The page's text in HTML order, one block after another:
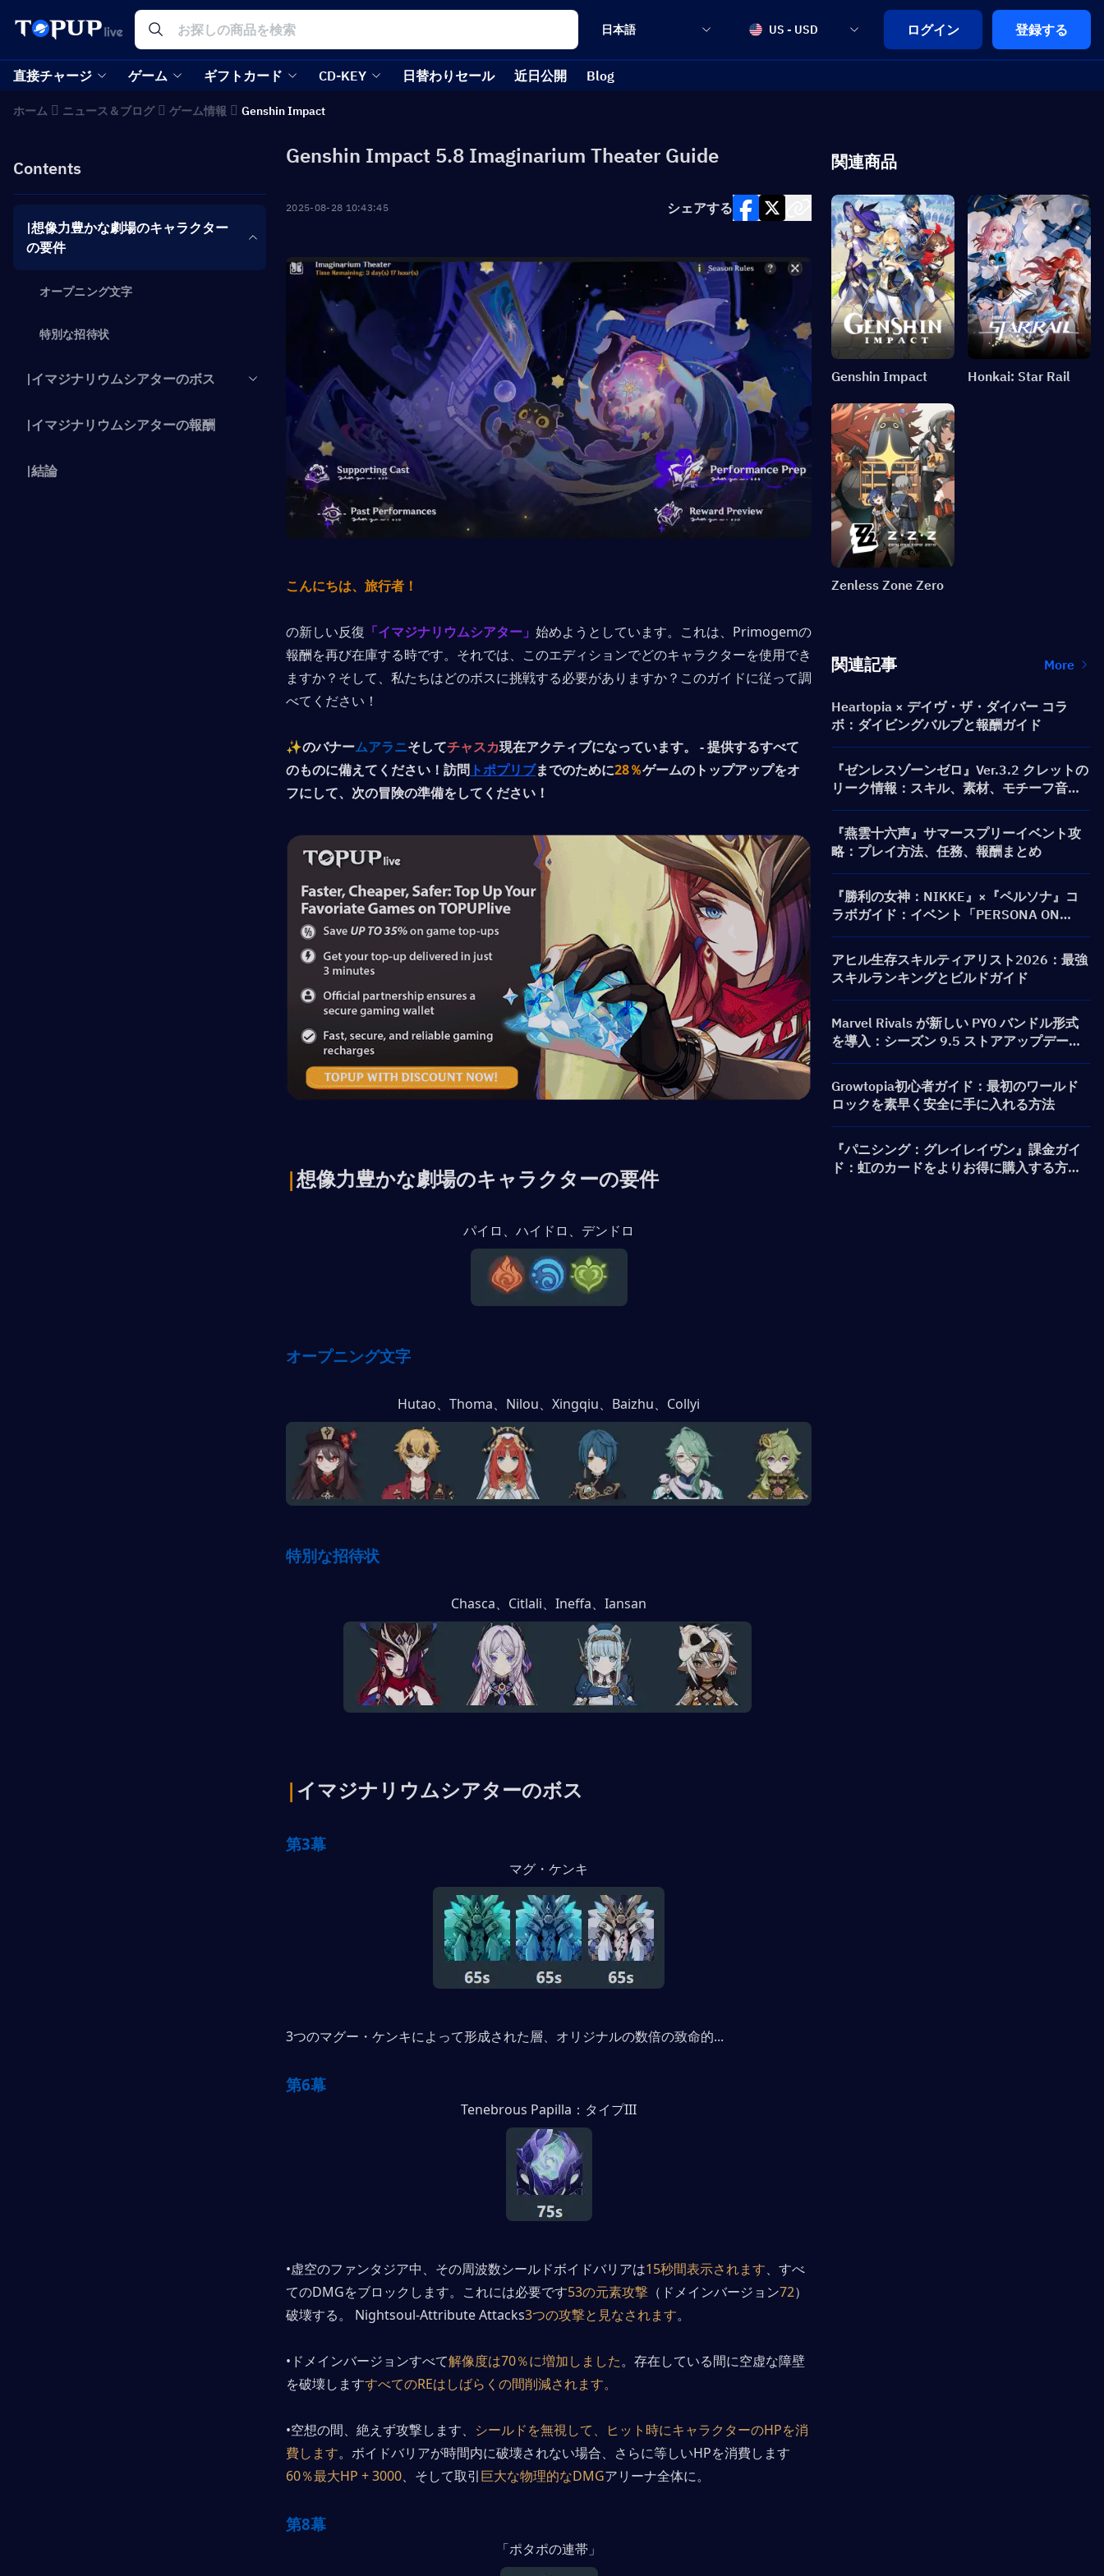
日本語 US - USD ログイン 登録する
直接チャージ ゲーム ギフトカード CD-KEY 日替わりセール 近日公開 Blog
ホーム ニュース＆ブログ ゲーム情報 Genshin Impact
Contents
|想像力豊かな劇場のキャラクター
の要件
オープニング文字
特別な招待状
|イマジナリウムシアターのボス
|イマジナリウムシアターの報酬
|結論
Genshin Impact 5.8 Imaginarium Theater Guide
2025-08-28 10:43:45 シェアする
こんにちは、旅行者！
の新しい反復 「イマジナリウムシアター」 始めようとしています。これは、Primogemの
報酬を再び在庫する時です。それでは、このエディションでどのキャラクターを使用でき
ますか？そして、私たちはどのボスに挑戦する必要がありますか？このガイドに従って調
べてください！
✨のバナームアラニそしてチャスカ現在アクティブになっています。 - 提供するすべて
のものに備えてください！訪問 トポプリブまでのために28％ゲームのトップアップをオ
フにして、次の冒険の準備をしてください！
|想像力豊かな劇場のキャラクターの要件
パイロ、ハイドロ、デンドロ
オープニング文字
Hutao、Thoma、Nilou、Xingqiu、Baizhu、Collyi
特別な招待状
Chasca、Citlali、Ineffa、Iansan
|イマジナリウムシアターのボス
第3幕
マグ・ケンキ
3つのマグー・ケンキによって形成された層、オリジナルの数倍の致命的...
第6幕
Tenebrous Papilla：タイプIII
•虚空のファンタジア中、その周波数シールドボイドバリアは15秒間表示されます、すべ
てのDMGをブロックします。これには必要です53の元素攻撃 （ドメインバージョン72）
破壊する。 Nightsoul-Attribute Attacks3つの攻撃と見なされます。
•ドメインバージョンすべて解像度は70％に増加しました。存在している間に空虚な障壁
を破壊しますすべてのREはしばらくの間削減されます。
•空想の間、絶えず攻撃します、 シールドを無視して、ヒット時にキャラクターのHPを消
費します。ボイドバリアが時間内に破壊されない場合、さらに等しいHPを消費します
60％最大HP + 3000、そして取引巨大な物理的なDMGアリーナ全体に。
第8幕
「ポタポの連帯」
関連商品
Genshin Impact Honkai: Star Rail
Zenless Zone Zero
関連記事 More
Heartopia × デイヴ・ザ・ダイバー コラ
ボ：ダイビングバルブと報酬ガイド
『ゼンレスゾーンゼロ』Ver.3.2 クレットの
リーク情報：スキル、素材、モチーフ音動
機、心象映画
『燕雲十六声』サマースプリーイベント攻
略：プレイ方法、任務、報酬まとめ
『勝利の女神：NIKKE』×『ペルソナ』コ
ラボガイド：イベント「PERSONA ON
FRONTLINE」、キャラクター、募集（ガチ
ャ）＆報酬まとめ
アヒル生存スキルティアリスト2026：最強
スキルランキングとビルドガイド
Marvel Rivals が新しい PYO バンドル形式
を導入：シーズン 9.5 ストアアップデート
でより賢く購入する方法
Growtopia初心者ガイド：最初のワールド
ロックを素早く安全に手に入れる方法
『パニシング：グレイレイヴン』課金ガイ
ド：虹のカードをよりお得に購入する方法